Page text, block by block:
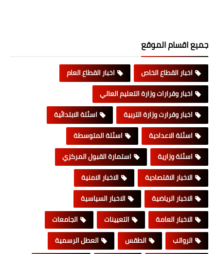
جميع اقسام الموقع
اخبار القطاع الخاص
اخبار القطاع العام
اخبار وقرارات وزارة التعليم العالي
اخبار وقرارت وزارة التربية
اسئلة الابتدائية
اسئلة الاعدادية
اسئلة المتوسطة
اسئلة وزارية
استمارة القبول المركزي
الاخبار الاقتصادية
الاخبار الامنية
الاخبار الرياضية
الاخبار السياسية
الاخبار العامة
التعيينات
الجامعات
الرواتب
الطقس
العطل الرسمية